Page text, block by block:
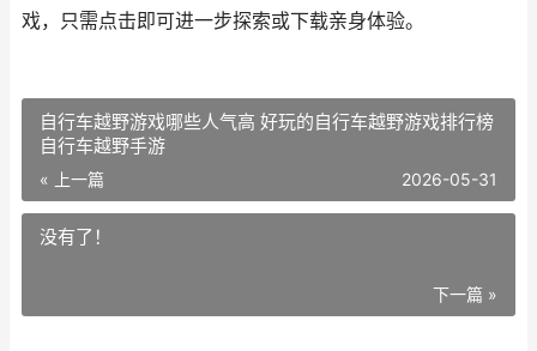
戏，只需点击即可进一步探索或下载亲身体验。
自行车越野游戏哪些人气高 好玩的自行车越野游戏排行榜
自行车越野手游
« 上一篇 2026-05-31
没有了！
下一篇 »